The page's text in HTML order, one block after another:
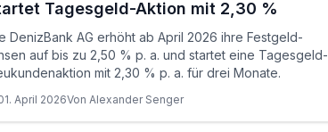
Tagesgeld-Aktion mit 2,30 %
DenizBank AG erhöht ab April 2026 ihre Festgeld-
auf bis zu 2,50 % p. a. und startet eine Tagesgeld-
mit 2,30 % p. a. für drei Monate.
April 2026VonAlexander Senger